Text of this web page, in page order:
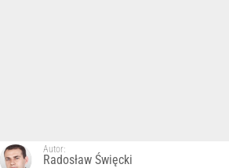
Autor:
Radosław Święcki